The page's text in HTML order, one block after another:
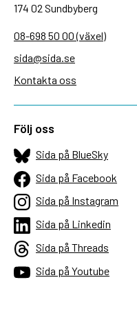
174 02 Sundbyberg
08-698 50 00 (växel)
sida@sida.se
Kontakta oss
Följ oss
Sida på BlueSky
Sida på Facebook
Sida på Instagram
Sida på Linkedin
Sida på Threads
Sida på Youtube